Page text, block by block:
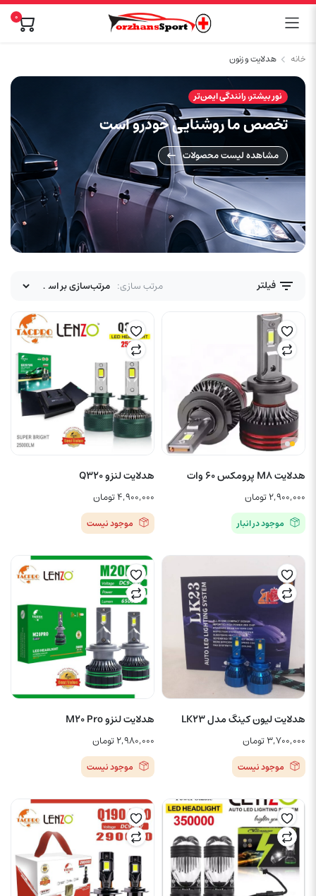
0
خانه هدلایت و زنون
نور بیشتر، رانندگی ایمن‌تر
تخصص ما روشنایی خودرو است
مشاهده لیست محصولات
فیلتر مرتب سازی:
هدلایت M8 پرومکس ۶۰ وات
۲,۹۰۰,۰۰۰تومان
موجود در انبار
هدلایت لنزو Q320
۴,۹۰۰,۰۰۰تومان
موجود نیست
هدلایت لیون کینگ مدل LK23
۳,۷۰۰,۰۰۰تومان
موجود نیست
هدلایت لنزو M20 Pro
۲,۹۸۰,۰۰۰تومان
موجود نیست